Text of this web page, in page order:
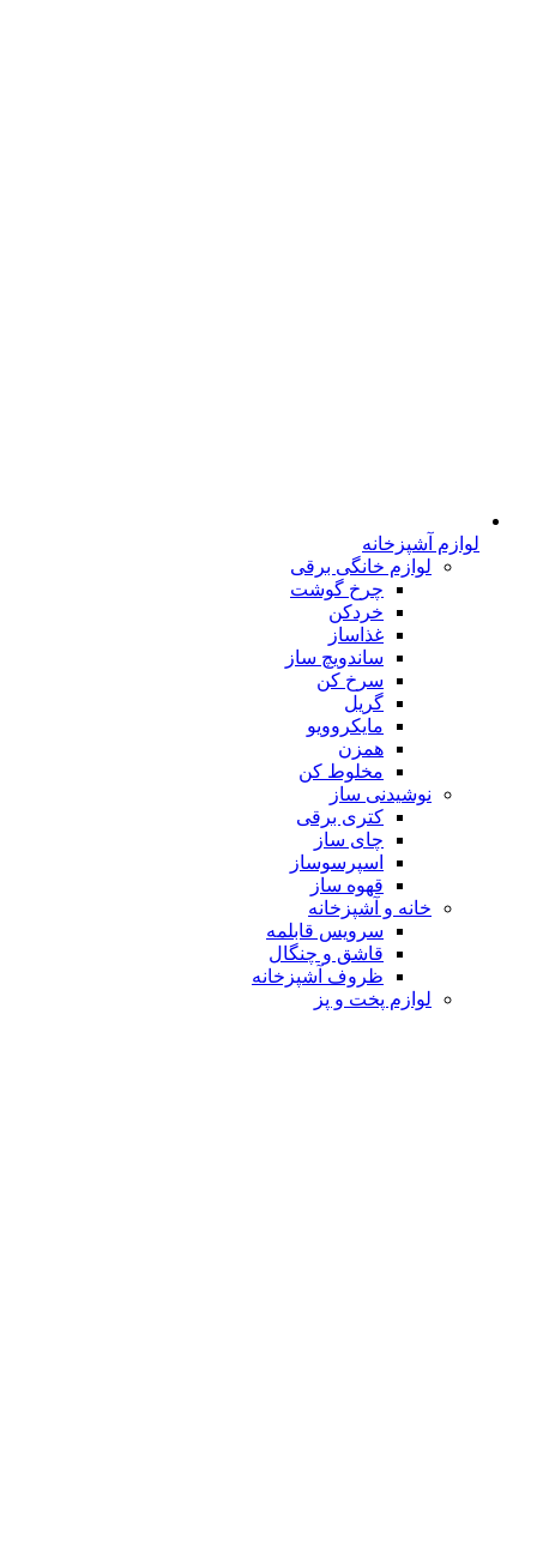
لوازم آشپزخانه
لوازم خانگی برقی
چرخ گوشت
خردکن
غذاساز
ساندویچ ساز
سرخ کن
گریل
مایکروویو
همزن
مخلوط کن
نوشیدنی ساز
کتری برقی
چای ساز
اسپرسوساز
قهوه ساز
خانه و آشپزخانه
سرویس قابلمه
قاشق و چنگال
ظروف آشپزخانه
لوازم پخت و پز